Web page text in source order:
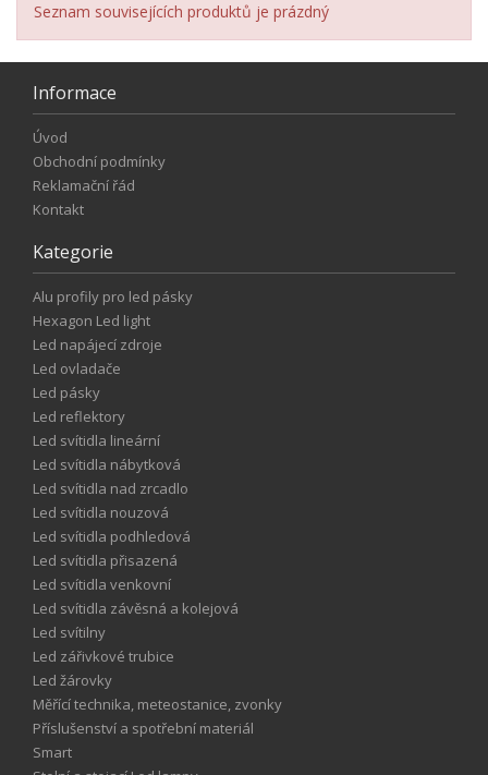
Seznam souvisejících produktů je prázdný
Informace
Úvod
Obchodní podmínky
Reklamační řád
Kontakt
Kategorie
Alu profily pro led pásky
Hexagon Led light
Led napájecí zdroje
Led ovladače
Led pásky
Led reflektory
Led svítidla lineární
Led svítidla nábytková
Led svítidla nad zrcadlo
Led svítidla nouzová
Led svítidla podhledová
Led svítidla přisazená
Led svítidla venkovní
Led svítidla závěsná a kolejová
Led svítilny
Led zářivkové trubice
Led žárovky
Měřící technika, meteostanice, zvonky
Příslušenství a spotřební materiál
Smart